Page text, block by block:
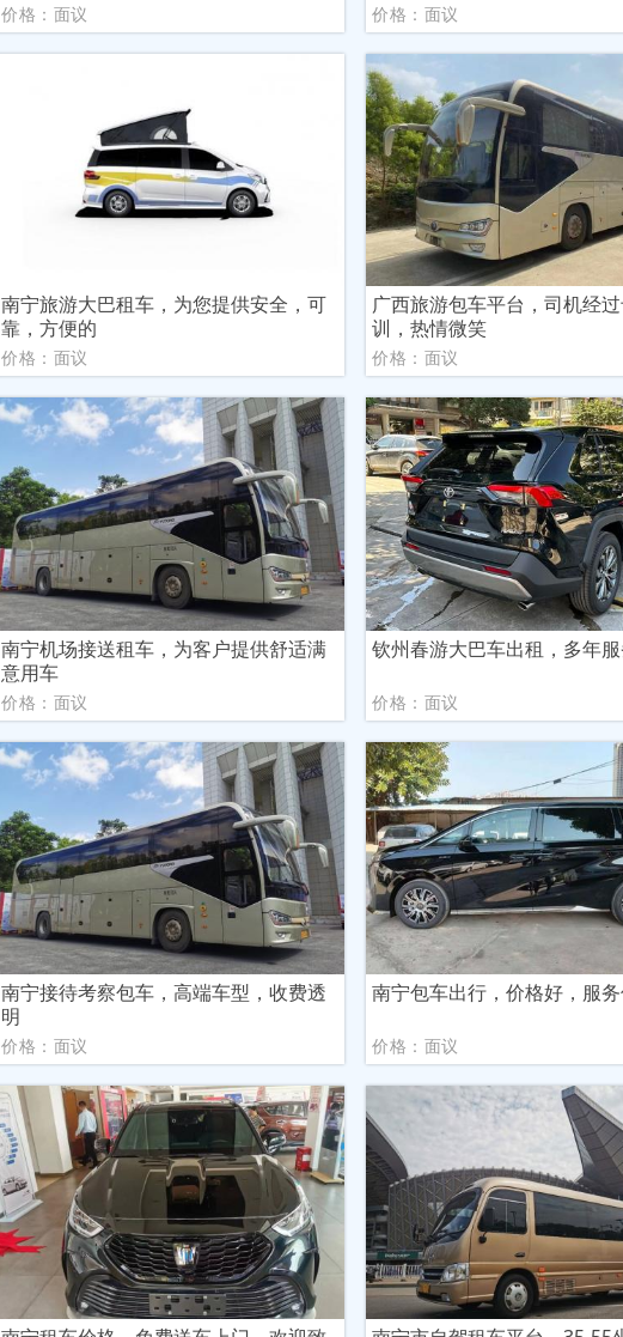
价格：面议 价格：面议
南宁旅游大巴租车，为您提供安全，可
靠，方便的
价格：面议
广西旅游包车平台，司机经
训，热情微笑
价格：面议
南宁机场接送租车，为客户提供舒适满
意用车
价格：面议
钦州春游大巴车出租，多年
价格：面议
南宁接待考察包车，高端车型，收费透
明
价格：面议
南宁包车出行，价格好，服
价格：面议